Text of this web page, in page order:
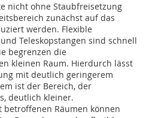
nicht ohne Staubfreisetzung
zunächst auf das
werden. Flexible
Teleskopstangen sind schnell
begrenzen die
kleinen Raum. Hierdurch lässt
mit deutlich geringerem
ist der Bereich, der
deutlich kleiner.
Räumen können